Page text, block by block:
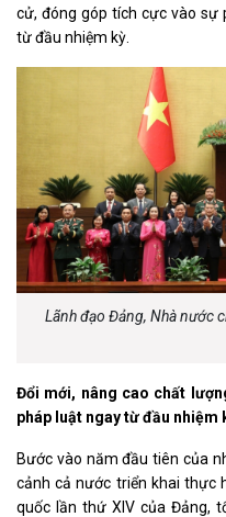
cử, đóng góp tích cực vào sự
từ đầu nhiệm kỳ.
Lãnh đạo Đảng, Nhà nước
Đổi mới, nâng cao chất
pháp luật ngay từ đầu nhiệm
Bước vào năm đầu tiên của
cảnh cả nước triển khai thực
quốc lần thứ XIV của Đảng,